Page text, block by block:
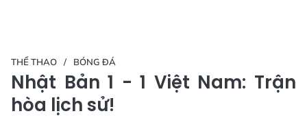
THỂ THAO BÓNG ĐÁ
Nhật Bản 1 - 1 Việt Nam: Trận
hòa lịch sử!